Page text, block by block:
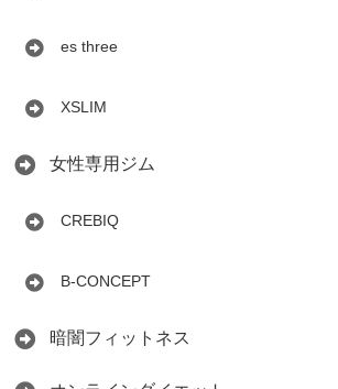
es three
XSLIM
女性専用ジム
CREBIQ
B-CONCEPT
暗闇フィットネス